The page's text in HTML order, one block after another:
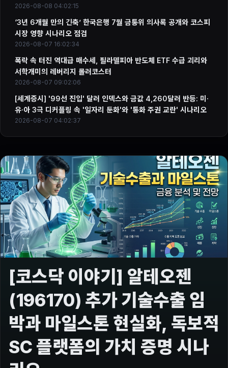
2026-08-08 04:02:15
‘3년 6개월 만의 긴축’ 한국은행 7월 금통위 의사록 공개와 코스피
시장 영향 시나리오 점검
2026-08-07 16:02:34
폭락 속 터진 역대급 매수세, 필라델피아 반도체 ETF 수급 괴리와
서학개미의 레버리지 롤러코스터
2026-08-07 09:02:06
[세계증시] '99선 진입' 달러 인덱스와 금값 4,260달러 반등: 미·
유·아 3극 디커플링 속 '일자리 둔화'와 '통화 주권 교란' 시나리오
2026-08-07 04:02:37
[코스닥 이야기] 알테오젠
(196170) 추가 기술수출 임
박과 마일스톤 현실화, 독보적
SC 플랫폼의 가치 증명 시나